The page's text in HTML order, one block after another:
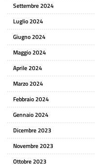
Settembre 2024
Luglio 2024
Giugno 2024
Maggio 2024
Aprile 2024
Marzo 2024
Febbraio 2024
Gennaio 2024
Dicembre 2023
Novembre 2023
Ottobre 2023